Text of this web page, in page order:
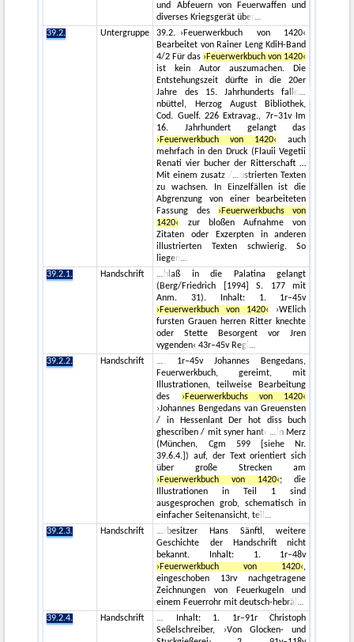
und Abfeuern von Feuerwaffen und
diverses Kriegsgerät über
39.2.
Untergruppe
39.2. ›Feuerwerkbuch von 1420‹
Bearbeitet von Rainer Leng KdiH-Band
4/2 Für das ›Feuerwerkbuch von 1420‹
ist kein Autor auszumachen. Die
Entstehungszeit dürfte in die 20er
Jahre des 15. Jahrhunderts falle
nbüttel, Herzog August Bibliothek,
Cod. Guelf. 226 Extravag., 7r–31v Im
16. Jahrhundert gelangt das
›Feuerwerkbuch von 1420‹
auch
mehrfach in den Druck (Flauii Vegetii
Renati vier bucher der Ritterschaft …
Mit einem zusatz /
ustrierten Texten
zu wachsen. In Einzelfällen ist die
Abgrenzung von einer bearbeiteten
Fassung des ›Feuerwerkbuchs von
1420‹
zur bloßen Aufnahme von
Zitaten oder Exzerpten in anderen
illustrierten Texten schwierig. So
liegen
39.2.1.
Handschrift
hlaß in die Palatina gelangt
(Berg/Friedrich [1994] S. 177 mit
Anm. 31). Inhalt: 1. 1r–45v
›Feuerwerkbuch von 1420‹
›WElich
fursten Grauen herren Ritter knechte
oder Stette Besorgent vor Jren
vygenden‹ 43r–45v Regi
39.2.2.
Handschrift
. 1r–45v Johannes Bengedans,
Feuerwerkbuch, gereimt, mit
Illustrationen, teilweise Bearbeitung
des
›Feuerwerkbuchs von 1420‹
›Johannes Bengedans van Greuensten
/ in Hessenlant Der hot diss buch
ghescriben / mit syner hant‹
in Merz
(München, Cgm 599 [siehe Nr.
39.6.4.]) auf, der Text orientiert sich
über große Strecken am
›Feuerwerkbuch von 1420‹; die
Illustrationen in Teil 1 sind
ausgesprochen grob, schematisch in
einfacher Seitenansicht, teil
39.2.3.
Handschrift
rbesitzer Hans Sänftl, weitere
Geschichte der Handschrift nicht
bekannt. Inhalt: 1. 1r–48v
›Feuerwerkbuch von 1420‹,
eingeschoben 13rv nachgetragene
Zeichnungen von Feuerkugeln und
einem Feuerrohr mit deutsch-hebräi
39.2.4.
Handschrift
Inhalt: 1. 1r–91r Christoph
Seßelschreiber, ›Von Glocken- und